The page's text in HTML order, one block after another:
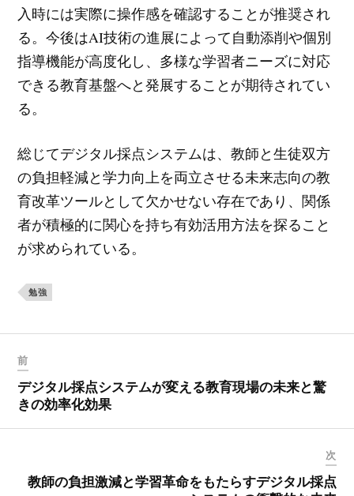
入時には実際に操作感を確認することが推奨され
る。今後はAI技術の進展によって自動添削や個別
指導機能が高度化し、多様な学習者ニーズに対応
できる教育基盤へと発展することが期待されてい
る。
総じてデジタル採点システムは、教師と生徒双方
の負担軽減と学力向上を両立させる未来志向の教
育改革ツールとして欠かせない存在であり、関係
者が積極的に関心を持ち有効活用方法を探ること
が求められている。
勉強
前
デジタル採点システムが変える教育現場の未来と驚
きの効率化効果
次
教師の負担激減と学習革命をもたらすデジタル採点